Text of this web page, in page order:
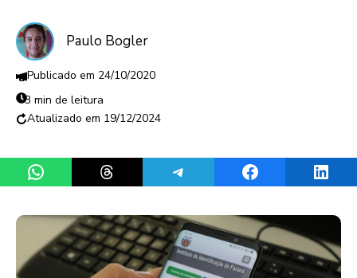
Paulo Bogler
24/10/2020
3 min de leitura
19/12/2024
Share on WhatsAppShare on ThreadsShare on TelegramShare on Facebook